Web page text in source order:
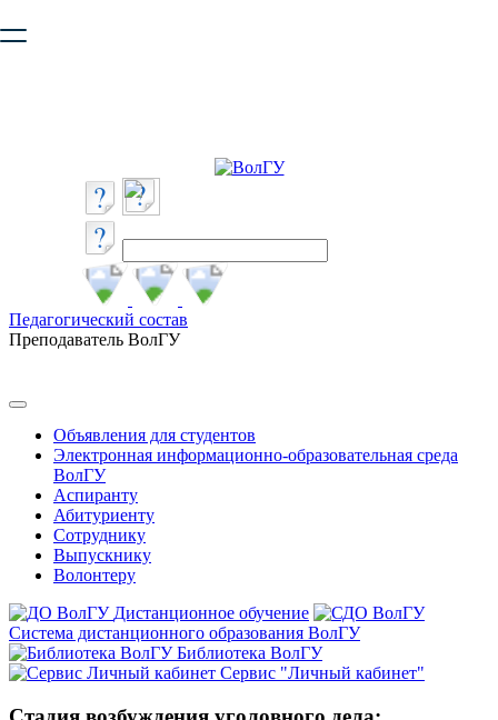
безопасную работу с сайтом. Пожалуйста
Педагогический состав
Преподаватель ВолГУ
Объявления для студентов
Электронная информационно-образовательная среда
ВолГУ
Аспиранту
Абитуриенту
Сотруднику
Выпускнику
Волонтеру
Дистанционное обучение
Система дистанционного образования ВолГУ
Библиотека ВолГУ
Сервис "Личный кабинет"